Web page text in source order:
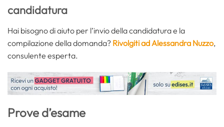
candidatura
Hai bisogno di aiuto per l’invio della candidatura e la
compilazione della domanda? Rivolgiti ad Alessandra Nuzzo,
consulente esperta.
Prove d’esame